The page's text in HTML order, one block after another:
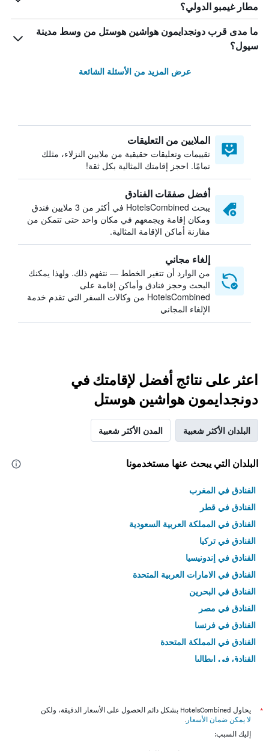
مطار غيمبو الدولي؟
ما مدى قرب دونجدايمون هواشين هوستل من وسط مدينة
سيول؟
عرض المزيد من الأسئلة الشائعة
الملايين من التعليقات
تقييمات وتعليقات حقيقية من ملايين النزلاء، مثلك
تمامًا. احجز إقامتك المثالية بكل ثقة!
أفضل صفقات الفنادق
يبحث HotelsCombined في أكثر من 3 ملايين فندق
ومكان إقامة ويجمعهم في مكان واحد حتى تتمكن من
مقارنة أماكن الإقامة المثالية.
إلغاء مجاني
من الوارد أن تتغير الخطط — نتفهم ذلك. ولهذا يمكنك
البحث وحجز فنادق وأماكن إقامة على
HotelsCombined من وكالات السفر التي تقدم خدمة
الإلغاء المجاني
اعثر على نتائج أفضل لإقامتك في
دونجدايمون هواشين هوستل
البلدان الأكثر شعبية المدن الأكثر شعبية
البلدان التي يبحث عنها مستخدمونا
الفنادق في المغرب
الفنادق في قطر
الفنادق في المملكة العربية السعودية
الفنادق في تركيا
الفنادق في إندونيسيا
الفنادق في الامارات العربية المتحدة
الفنادق في البحرين
الفنادق في مصر
الفنادق في فرنسا
الفنادق في المملكة المتحدة
الفنادق في إيطاليا
*
يحاول HotelsCombined بشكل دائم الحصول على الأسعار الدقيقة، ولكن
لا يمكن ضمان الأسعار .
إليك السبب: